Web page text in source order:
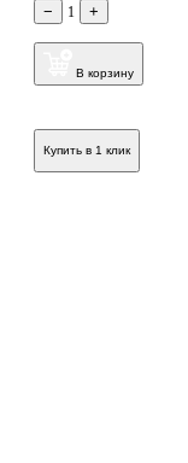
− 1 +
В корзину
Купить в 1 клик